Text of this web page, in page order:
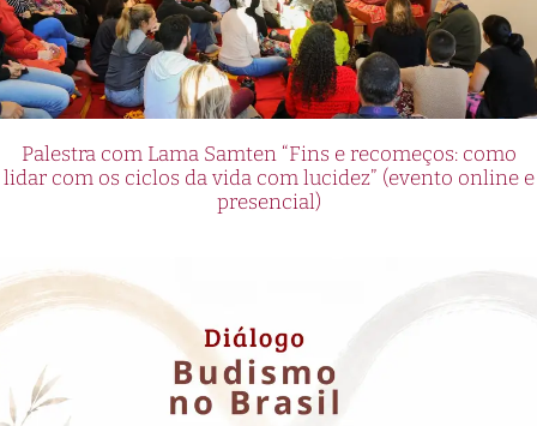
Palestra com Lama Samten “Fins e recomeços: como
lidar com os ciclos da vida com lucidez” (evento online e
presencial)